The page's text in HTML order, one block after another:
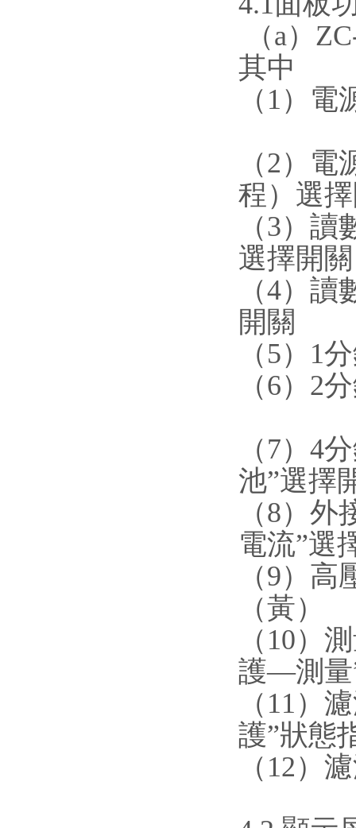
（a）
其中
（1
（2）
程）選
（3）
選擇開關
（4）
開關
（5）
（6）
（7
池”選擇
（8）
電流”選
（9
（黃）
（10）
護—測量
（11）
護”狀態
（12）